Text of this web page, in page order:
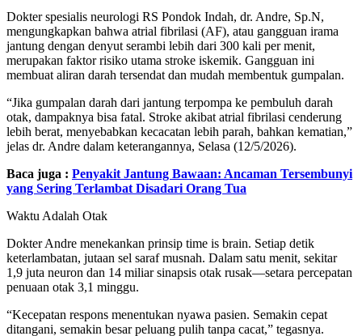
Dokter spesialis neurologi RS Pondok Indah, dr. Andre, Sp.N,
mengungkapkan bahwa atrial fibrilasi (AF), atau gangguan irama
jantung dengan denyut serambi lebih dari 300 kali per menit,
merupakan faktor risiko utama stroke iskemik. Gangguan ini
membuat aliran darah tersendat dan mudah membentuk gumpalan.
“Jika gumpalan darah dari jantung terpompa ke pembuluh darah
otak, dampaknya bisa fatal. Stroke akibat atrial fibrilasi cenderung
lebih berat, menyebabkan kecacatan lebih parah, bahkan kematian,”
jelas dr. Andre dalam keterangannya, Selasa (12/5/2026).
Baca juga : Penyakit Jantung Bawaan: Ancaman Tersembunyi
yang Sering Terlambat Disadari Orang Tua
Waktu Adalah Otak
Dokter Andre menekankan prinsip time is brain. Setiap detik
keterlambatan, jutaan sel saraf musnah. Dalam satu menit, sekitar
1,9 juta neuron dan 14 miliar sinapsis otak rusak—setara percepatan
penuaan otak 3,1 minggu.
“Kecepatan respons menentukan nyawa pasien. Semakin cepat
ditangani, semakin besar peluang pulih tanpa cacat,” tegasnya.